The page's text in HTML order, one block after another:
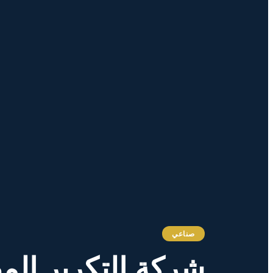
صناعي